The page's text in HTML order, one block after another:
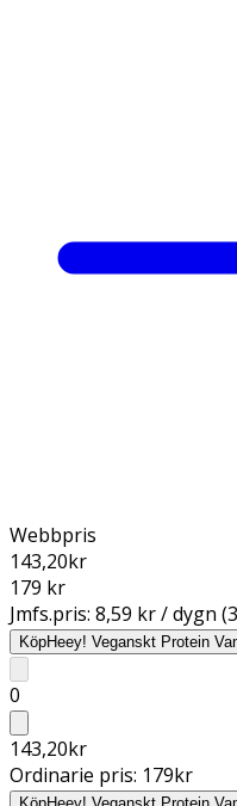
Webbpris
143,20kr
179 kr
Jmfs.pris: 8,59 kr / dygn
KöpHeey! Veganskt Protein
0
143,20kr
Ordinarie pris: 179kr